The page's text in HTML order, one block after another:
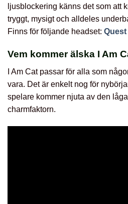
ljusblockering känns det som att
tryggt, mysigt och alldeles
Finns för följande headset: Quest
Vem kommer älska I Am
I Am Cat passar för alla som
vara. Det är enkelt nog för
spelare kommer njuta av den
charmfaktorn.